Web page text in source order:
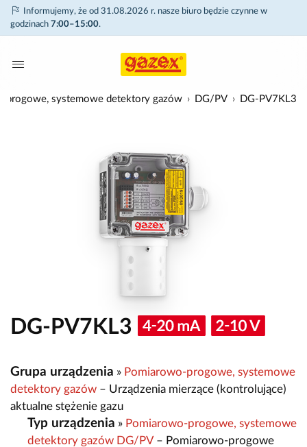
Informujemy, że od 31.08.2026 r. nasze biuro będzie czynne w
godzinach 7:00–15:00.
progowe, systemowe detektory gazów DG/PV DG-PV7KL3
DG-PV7KL3
Grupa urządzenia » Pomiarowo-progowe, systemowe
detektory gazów – Urządzenia mierzące (kontrolujące)
aktualne stężenie gazu
Typ urządzenia » Pomiarowo-progowe, systemowe
detektory gazów DG/PV– Pomiarowo-progowe